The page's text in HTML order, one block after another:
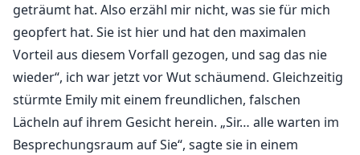
geträumt hat. Also erzähl mir nicht, was sie für mich
geopfert hat. Sie ist hier und hat den maximalen
Vorteil aus diesem Vorfall gezogen, und sag das nie
wieder“, ich war jetzt vor Wut schäumend. Gleichzeitig
stürmte Emily mit einem freundlichen, falschen
Lächeln auf ihrem Gesicht herein. „Sir… alle warten im
Besprechungsraum auf Sie“, sagte sie in einem